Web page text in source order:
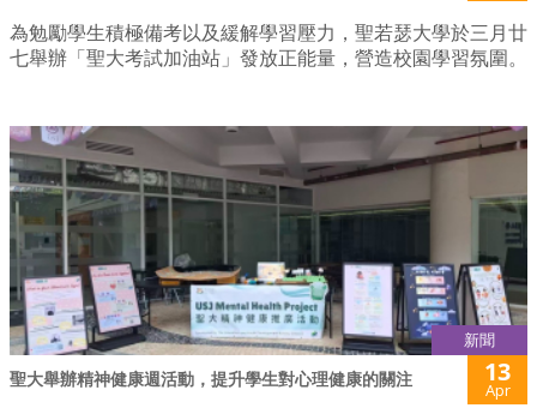
為勉勵學生積極備考以及緩解學習壓力，聖若瑟大學於三月廿
七舉辦「聖大考試加油站」發放正能量，營造校園學習氛圍。
新聞
聖大舉辦精神健康週活動，提升學生對心理健康的關注 13
Apr